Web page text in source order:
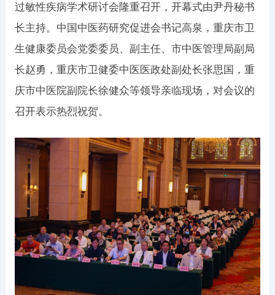
过敏性疾病学术研讨会隆重召开，开幕式由尹丹秘书
长主持。中国中医药研究促进会书记高泉，重庆市卫
生健康委员会党委委员、副主任、市中医管理局副局
长赵勇，重庆市卫健委中医医政处副处长张思国，重
庆市中医院副院长徐健众等领导亲临现场，对会议的
召开表示热烈祝贺。